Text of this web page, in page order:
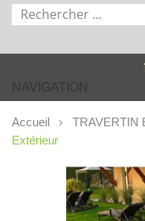
NAVIGATION
Accueil TRAVERTIN
Extérieur